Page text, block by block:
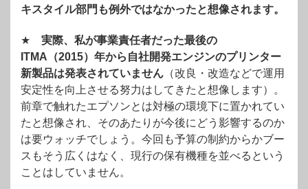
キスタイル部門も例外ではなかったと想像されます。
★ 実際、私が事業責任者だった最後の
ITMA（2015）年から自社開発エンジンのプリンター
新製品は発表されていません （改良・改造などで運用
安定性を向上させる努力はしてきたと想像します）。
前章で触れたエプソンとは対極の環境下に置かれてい
たと想像され、そのあたりが今後にどう影響するのか
は要ウォッチでしょう。今回も予算の制約からかブー
スもそう広くはなく、現行の保有機種を並べるという
ことはしていません。